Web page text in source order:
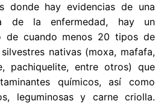
donde hay evidencias de una
de la enfermedad, hay un
de cuando menos 20 tipos de
nativas (moxa, mafafa,
pachiquelite, entre otros) que
químicos, así como
leguminosas y carne criolla.